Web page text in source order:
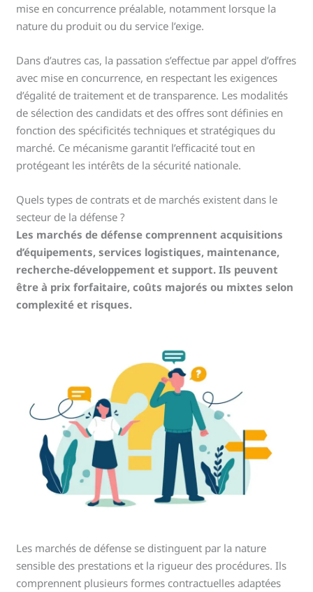
mise en concurrence préalable, notamment lorsque la
nature du produit ou du service l’exige.
Dans d’autres cas, la passation s’effectue par appel d’offres
avec mise en concurrence, en respectant les exigences
d’égalité de traitement et de transparence. Les modalités
de sélection des candidats et des offres sont définies en
fonction des spécificités techniques et stratégiques du
marché. Ce mécanisme garantit l’efficacité tout en
protégeant les intérêts de la sécurité nationale.
Quels types de contrats et de marchés existent dans le
secteur de la défense ?
Les marchés de défense comprennent acquisitions
d’équipements, services logistiques, maintenance,
recherche-développement et support. Ils peuvent
être à prix forfaitaire, coûts majorés ou mixtes selon
complexité et risques.
Les marchés de défense se distinguent par la nature
sensible des prestations et la rigueur des procédures. Ils
comprennent plusieurs formes contractuelles adaptées